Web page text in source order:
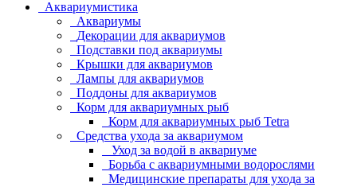
Аквариумистика
Аквариумы
Декорации для аквариумов
Подставки под аквариумы
Крышки для аквариумов
Лампы для аквариумов
Поддоны для аквариумов
Корм для аквариумных рыб
Корм для аквариумных рыб Tetra
Средства ухода за аквариумом
Уход за водой в аквариуме
Борьба с аквариумными водорослями
Медицинские препараты для ухода за